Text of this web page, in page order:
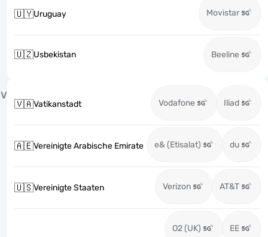
🇺🇾Uruguay Movistar
🇺🇿Usbekistan Beeline
V
🇻🇦Vatikanstadt Vodafone Iliad
🇦🇪Vereinigte Arabische Emirate e& (Etisalat) du
🇺🇸Vereinigte Staaten Verizon AT&T
O2 (UK) EE